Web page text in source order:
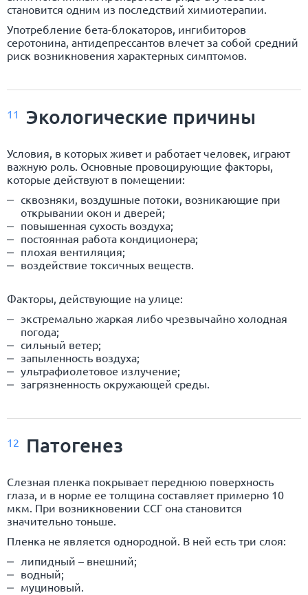
становится одним из последствий химиотерапии.
Употребление бета-блокаторов, ингибиторов
серотонина, антидепрессантов влечет за собой средний
риск возникновения характерных симптомов.
11 Экологические причины
Условия, в которых живет и работает человек, играют
важную роль. Основные провоцирующие факторы,
которые действуют в помещении:
сквозняки, воздушные потоки, возникающие при
открывании окон и дверей;
повышенная сухость воздуха;
постоянная работа кондиционера;
плохая вентиляция;
воздействие токсичных веществ.
Факторы, действующие на улице:
экстремально жаркая либо чрезвычайно холодная
погода;
сильный ветер;
запыленность воздуха;
ультрафиолетовое излучение;
загрязненность окружающей среды.
12 Патогенез
Слезная пленка покрывает переднюю поверхность
глаза, и в норме ее толщина составляет примерно 10
мкм. При возникновении ССГ она становится
значительно тоньше.
Пленка не является однородной. В ней есть три слоя:
липидный – внешний;
водный;
муциновый.